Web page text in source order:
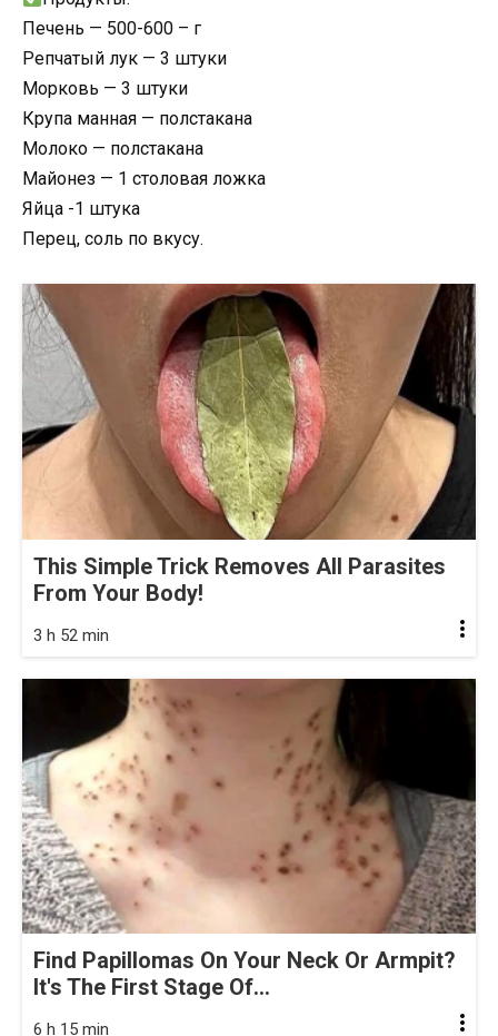
Печень — 500-600 – г
Репчатый лук — 3 штуки
Морковь — 3 штуки
Крупа манная — полстакана
Молоко — полстакана
Майонез — 1 столовая ложка
Яйца -1 штука
Перец, соль по вкусу.
This Simple Trick Removes All Parasites
From Your Body!
3 h 52 min
Find Papillomas On Your Neck Or Armpit?
It's The First Stage Of...
6 h 15 min